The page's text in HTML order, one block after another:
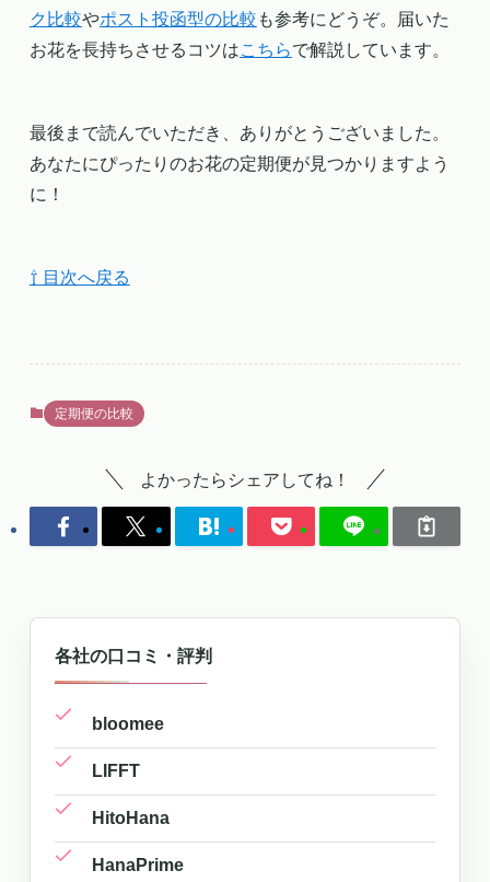
ク比較やポスト投函型の比較 も参考にどうぞ。届いた
お花を長持ちさせるコツはこちらで解説しています。
最後まで読んでいただき、ありがとうございました。
あなたにぴったりのお花の定期便が見つかりますよう
に！
⇧ 目次へ戻る
定期便の比較
よかったらシェアしてね！
各社の口コミ・評判
bloomee
LIFFT
HitoHana
HanaPrime